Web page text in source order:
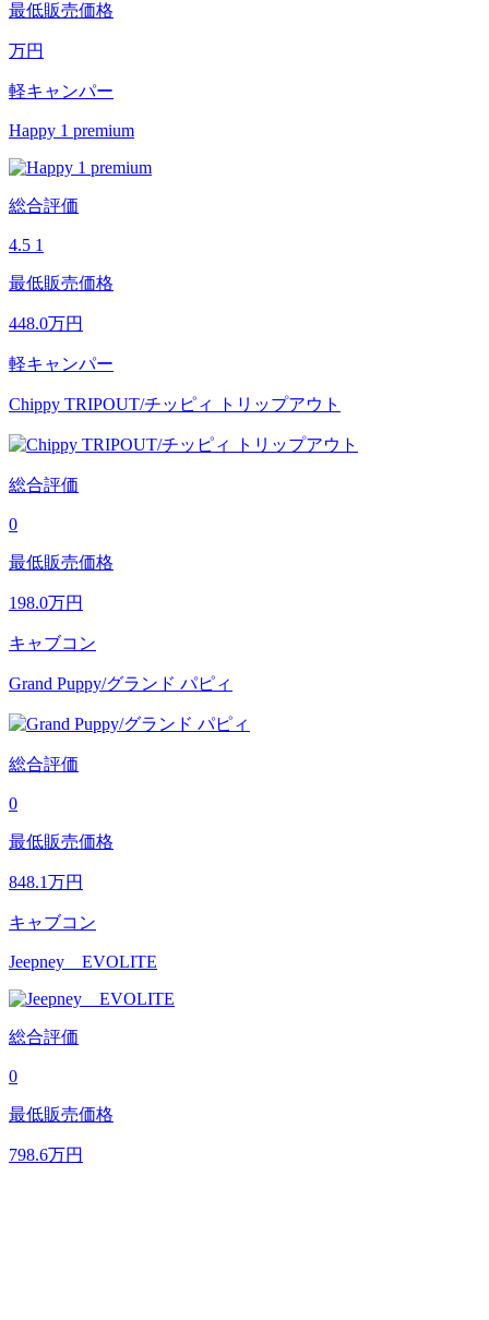
最低販売価格
万円
軽キャンパー
Happy 1 premium
総合評価
4.5 1
最低販売価格
448.0万円
軽キャンパー
Chippy TRIPOUT/チッピィ トリップアウト
総合評価
0
最低販売価格
198.0万円
キャブコン
Grand Puppy/グランド パピィ
総合評価
0
最低販売価格
848.1万円
キャブコン
Jeepney EVOLITE
総合評価
0
最低販売価格
798.6万円